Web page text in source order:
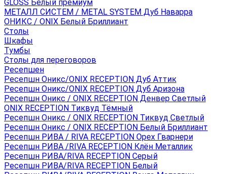
GLOSS Белый премиум
МЕТАЛЛ СИСТЕМ / METAL SYSTEM Дуб Наварра
ОНИКС / ONIX Белый Бриллиант
Столы
Шкафы
Тумбы
Столы для переговоров
Ресепшен
Ресепшн Оникс/ONIX RECEPTION Дуб Аттик
Ресепшн Оникс/ONIX RECEPTION Дуб Аризона
Ресепшн Оникс / ONIX RECEPTION Денвер Светлый
ONIX RECEPTION Тиквуд Тёмный
Ресепшн Оникс / ONIX RECEPTION Тиквуд Светлый
Ресепшн Оникс / ONIX RECEPTION Белый Бриллиант
Ресепшн РИВА / RIVA RECEPTION Орех Гварнери
Ресепшн РИВА /RIVA RECEPTION Клён Металлик
Ресепшн РИВА/RIVA RECEPTION Серый
Ресепшн РИВА/RIVA RECEPTION Белый